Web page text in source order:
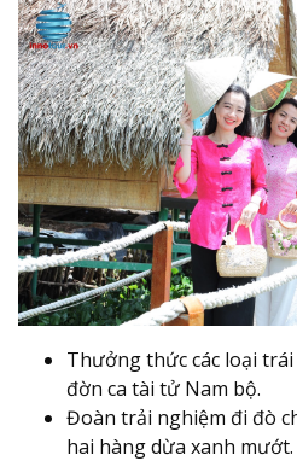
Thưởng thức các loại
đờn ca tài tử Nam bộ.
Đoàn trải nghiệm đi đò
hai hàng dừa xanh mướt.